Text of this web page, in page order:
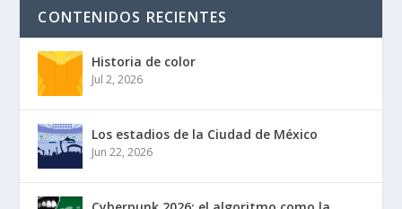
CONTENIDOS RECIENTES
Historia de color
Jul 2, 2026
Los estadios de la Ciudad de México
Jun 22, 2026